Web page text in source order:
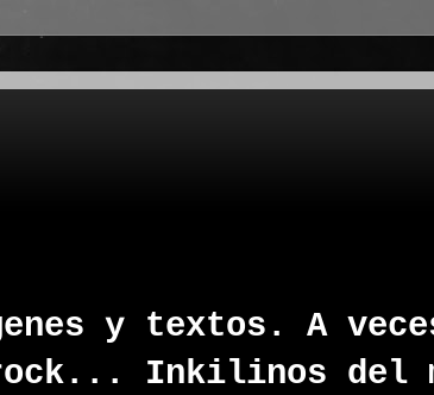
y textos. A veces
Inkilinos del